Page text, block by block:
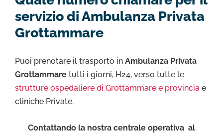
servizio di Ambulanza Privata
Grottammare
Puoi prenotare il trasporto in Ambulanza Privata
Grottammare tutti i giorni, H24, verso tutte le
strutture ospedaliere di Grottammare e provincia e
cliniche Private.
Contattando la nostra centrale operativa al